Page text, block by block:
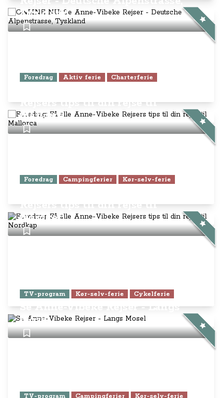
Tyskland
Foredrag Aktiv ferie Charterferie
Rejsers tips til din rejse til
Mallorca
Foredrag Campingferier Kør-selv-ferie
Rejsers tips til din rejse til
Nordkap
TV-program Kør-selv-ferie Cykelferie
Se Anne-Vibeke Rejser - Langs
Mosel
TV-program Campingferier Kør-selv-ferie